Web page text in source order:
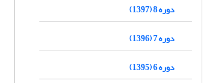
دوره 8 (1397)
دوره 7 (1396)
دوره 6 (1395)